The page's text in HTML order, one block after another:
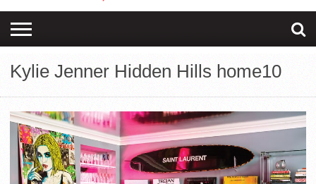
Kylie Jenner Hidden Hills home10